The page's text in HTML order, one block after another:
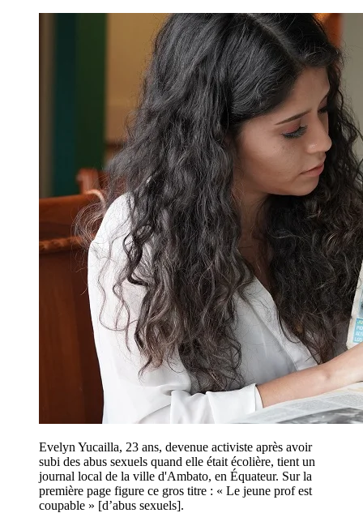
Evelyn Yucailla, 23 ans, devenue activiste après avoir
subi des abus sexuels quand elle était écolière, tient un
journal local de la ville d'Ambato, en Équateur. Sur la
première page figure ce gros titre : « Le jeune prof est
coupable » [d’abus sexuels].